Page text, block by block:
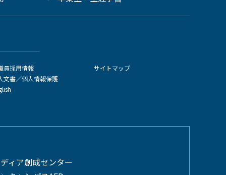
員採用情報
文書／個人情報保護
サイトマップ
ィア創成センター